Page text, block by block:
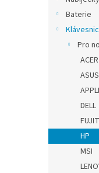
Baterie
Pro
ACER
ASUS
DELL
HP
MSI